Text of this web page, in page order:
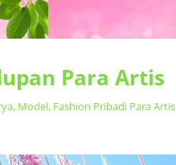
Para Artis
Model, Fashion Pribadi Para Artis